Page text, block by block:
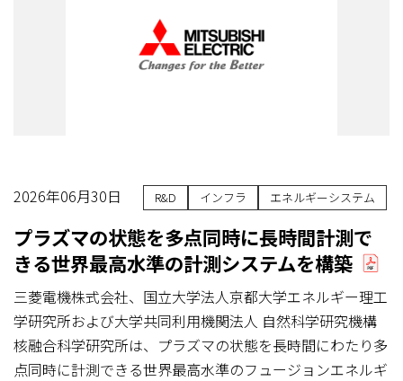
2026年06月30日 R&D インフラ エネルギーシステム
プラズマの状態を多点同時に長時間計測で
きる世界最高水準の計測システムを構築
三菱電機株式会社、国立大学法人京都大学エネルギー理工
学研究所および大学共同利用機関法人 自然科学研究機構
核融合科学研究所は、プラズマの状態を長時間にわたり多
点同時に計測できる世界最高水準のフュージョンエネルギ